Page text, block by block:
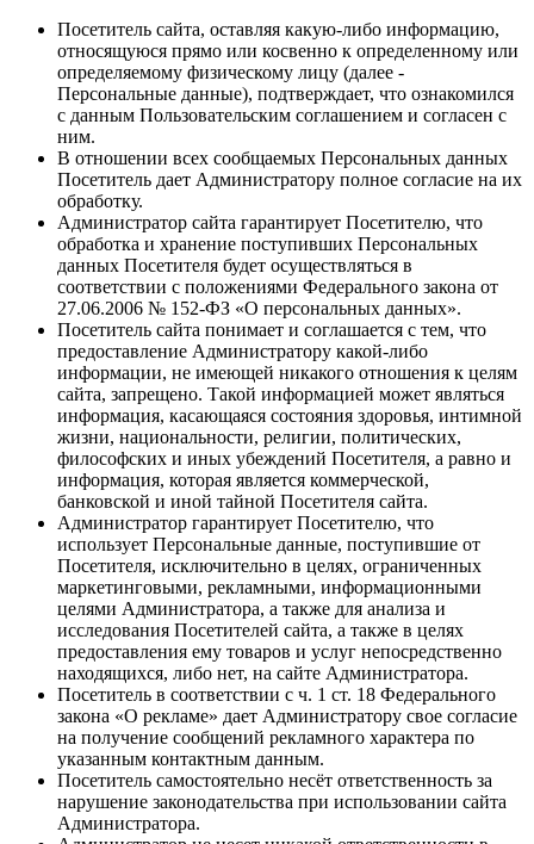
Посетитель сайта, оставляя какую-либо информацию,
относящуюся прямо или косвенно к определенному или
определяемому физическому лицу (далее -
Персональные данные), подтверждает, что ознакомился
с данным Пользовательским соглашением и согласен с
ним.
В отношении всех сообщаемых Персональных данных
Посетитель дает Администратору полное согласие на их
обработку.
Администратор сайта гарантирует Посетителю, что
обработка и хранение поступивших Персональных
данных Посетителя будет осуществляться в
соответствии с положениями Федерального закона от
27.06.2006 № 152-ФЗ «О персональных данных».
Посетитель сайта понимает и соглашается с тем, что
предоставление Администратору какой-либо
информации, не имеющей никакого отношения к целям
сайта, запрещено. Такой информацией может являться
информация, касающаяся состояния здоровья, интимной
жизни, национальности, религии, политических,
философских и иных убеждений Посетителя, а равно и
информация, которая является коммерческой,
банковской и иной тайной Посетителя сайта.
Администратор гарантирует Посетителю, что
использует Персональные данные, поступившие от
Посетителя, исключительно в целях, ограниченных
маркетинговыми, рекламными, информационными
целями Администратора, а также для анализа и
исследования Посетителей сайта, а также в целях
предоставления ему товаров и услуг непосредственно
находящихся, либо нет, на сайте Администратора.
Посетитель в соответствии с ч. 1 ст. 18 Федерального
закона «О рекламе» дает Администратору свое согласие
на получение сообщений рекламного характера по
указанным контактным данным.
Посетитель самостоятельно несёт ответственность за
нарушение законодательства при использовании сайта
Администратора.